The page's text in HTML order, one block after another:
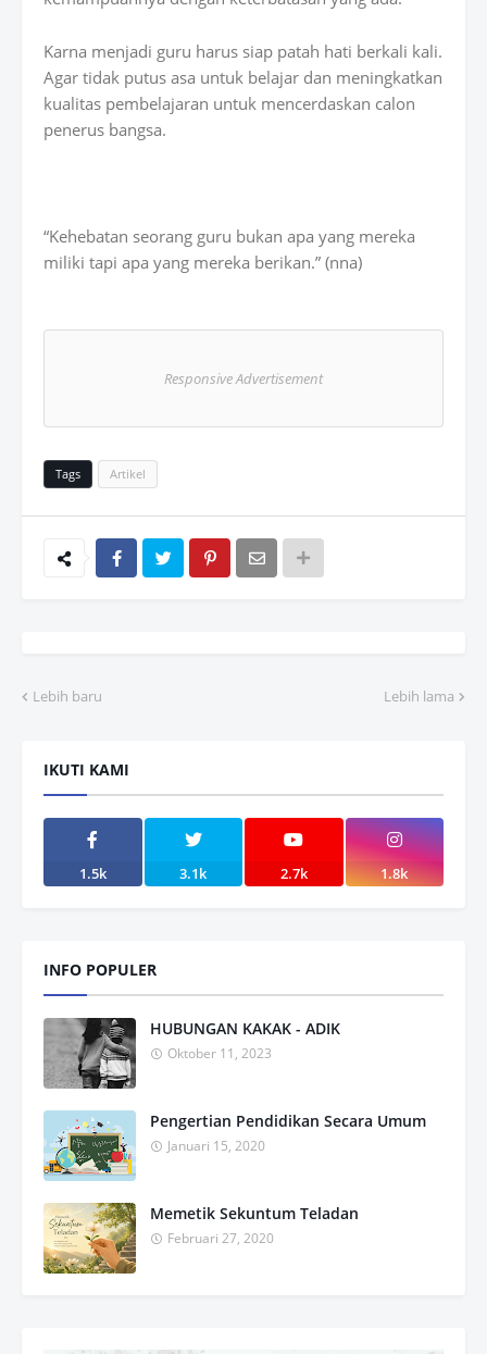
Karna menjadi guru harus siap patah hati berkali kali.
Agar tidak putus asa untuk belajar dan meningkatkan
kualitas pembelajaran untuk mencerdaskan calon
penerus bangsa.
“Kehebatan seorang guru bukan apa yang mereka
miliki tapi apa yang mereka berikan.” (nna)
Responsive Advertisement
Tags Artikel
Lebih baru Lebih lama
IKUTI KAMI
1.5k 3.1k 2.7k 1.8k
INFO POPULER
HUBUNGAN KAKAK - ADIK
Oktober 11, 2023
Pengertian Pendidikan Secara Umum
Januari 15, 2020
Memetik Sekuntum Teladan
Februari 27, 2020